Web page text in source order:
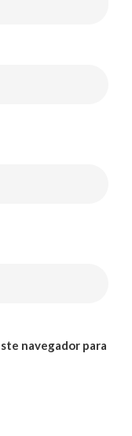
navegador para